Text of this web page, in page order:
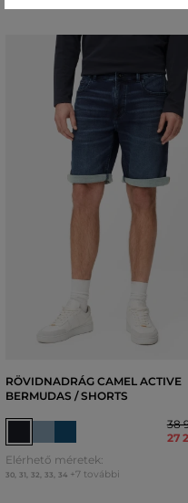
RÖVIDNADRÁG CAMEL ACTIVE
BERMUDAS / SHORTS
38
27
Elérhető méretek:
30 31 32 33 34 +7 további